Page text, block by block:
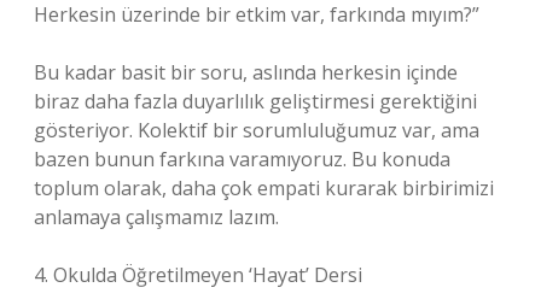
Herkesin üzerinde bir etkim var, farkında mıyım?”
Bu kadar basit bir soru, aslında herkesin içinde
biraz daha fazla duyarlılık geliştirmesi gerektiğini
gösteriyor. Kolektif bir sorumluluğumuz var, ama
bazen bunun farkına varamıyoruz. Bu konuda
toplum olarak, daha çok empati kurarak birbirimizi
anlamaya çalışmamız lazım.
4. Okulda Öğretilmeyen ‘Hayat’ Dersi